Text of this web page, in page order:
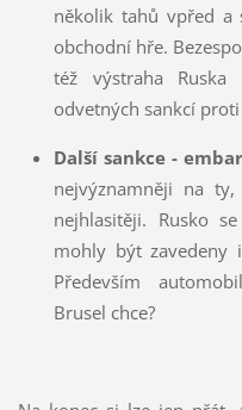
několik tahů vpřed a
obchodní hře.
též výstraha
odvetných sankcí
Další sankce -
nejvýznamněji na
nejhlasitěji. Rusko
mohly být zavedeny
Především
Brusel chce?